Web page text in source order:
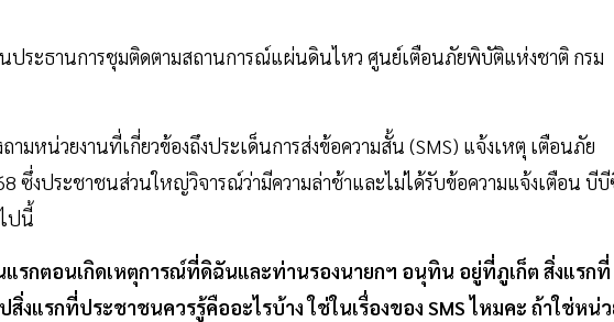
ประธานการชุมติดตามสถานการณ์แผ่นดินไหว ศูนย์เตือนภัยพิบัติแห่งชาติ กรม
ามหน่วยงานที่เกี่ยวข้องถึงประเด็นการส่งข้อความสั้น (SMS) แจ้งเหตุ เตือนภัย
ซึ่งประชาชนส่วนใหญ่วิจารณ์ว่ามีความล่าช้าและไม่ได้รับข้อความแจ้งเตือน บี
ปนี้
รกตอนเกิดเหตุการณ์ที่ดิฉันและท่านรองนายกฯ อนุทิน อยู่ที่ภูเก็ต สิ่งแรกที่
งแรกที่ประชาชนควรรู้คืออะไรบ้าง ใช่ในเรื่องของ SMS ไหมคะ ถ้าใช่หน่